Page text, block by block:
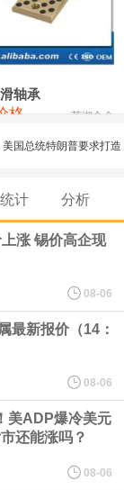
24,200
0
轴承
格 芜湖合金
国总统特朗普要求打造
数十年间支出约2750
”号预估造价比原来至少
MARKETS
，将证券融资交易清算
的美国同行，凸显了
统计 分析
涨 锡价高企现
08-06
最新报价（14：
08-06
美ADP爆冷美元
还能涨吗？
08-06